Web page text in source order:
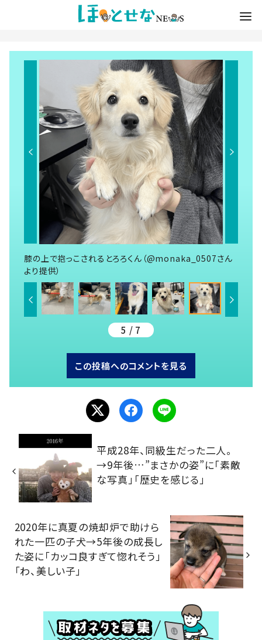
膝の上で抱っこされるとろろくん（@monaka_0507さん
より提供）
5 / 7
この投稿へのコメントを見る
平成28年、同級生だった二人。
→9年後…”まさかの姿”に「素敵
な写真」「歴史を感じる」
2020年に真夏の焼却炉で助けら
れた一匹の子犬→5年後の成長し
た姿に「カッコ良すぎて惚れそう」
「わ、美しい子」